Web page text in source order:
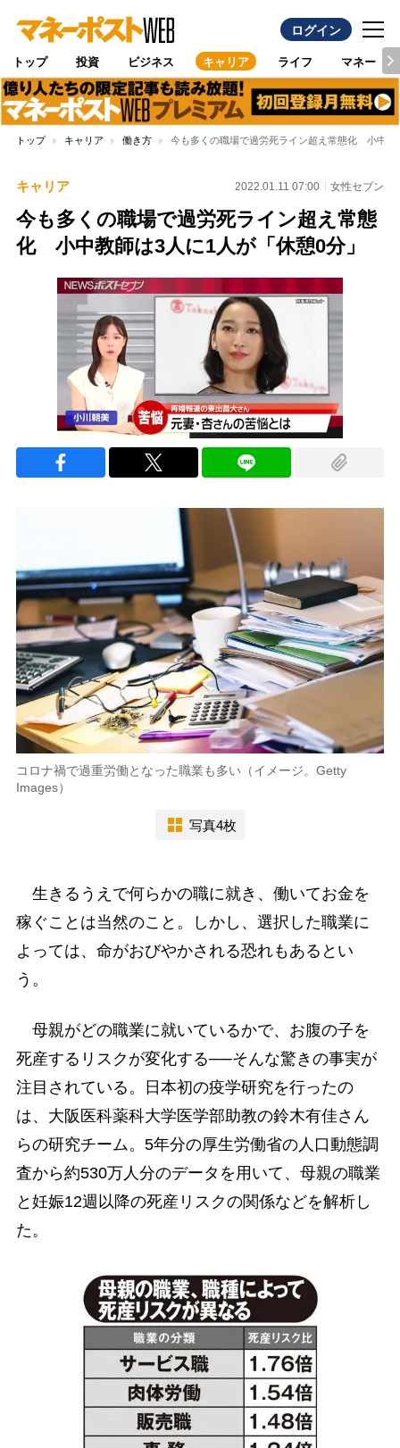
ログイン
トップ 投資 ビジネス キャリア ライフ マネー
トップ キャリア 働き方 今も多くの職場で過労死ライン超え常態化 小中教
キャリア 2022.01.11 07:00 女性セブン
今も多くの職場で過労死ライン超え常態
化 小中教師は3人に1人が「休憩0分」
コロナ禍で過重労働となった職業も多い（イメージ。Getty
Images）
写真4枚
生きるうえで何らかの職に就き、働いてお金を
稼ぐことは当然のこと。しかし、選択した職業に
よっては、命がおびやかされる恐れもあるとい
う。
母親がどの職業に就いているかで、お腹の子を
死産するリスクが変化する──そんな驚きの事実が
注目されている。日本初の疫学研究を行ったの
は、大阪医科薬科大学医学部助教の鈴木有佳さん
らの研究チーム。5年分の厚生労働省の人口動態調
査から約530万人分のデータを用いて、母親の職業
と妊娠12週以降の死産リスクの関係などを解析し
た。